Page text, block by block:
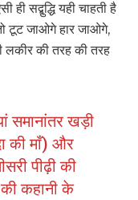
सद्बुद्धि यही चाहती है
टूट जाओगे हार जाओगे,
लकीर की तरह की तरह
समानांतर खड़ी
की माँ) और
पीढ़ी की
कहानी के